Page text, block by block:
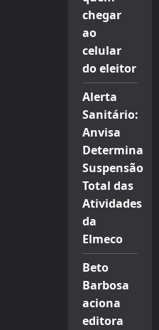
chegar
ao
celular
do eleitor
Alerta
Sanitário:
Anvisa
Determina
Suspensão
Total das
Atividades
da
Elmeco
Beto
Barbosa
aciona
editora